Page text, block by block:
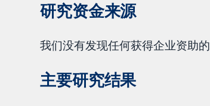
研究资金来源
我们没有发现任何获得企业资助的
主要研究结果